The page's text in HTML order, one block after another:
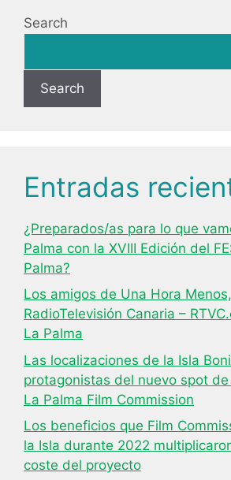
Search
Search
Entradas
¿Preparados/as para lo que
Palma con la XVIII Edición del
Palma?
Los amigos de Una Hora
RadioTelevisión Canaria –
La Palma
Las localizaciones de la Isla
protagonistas del nuevo spot
La Palma Film Commission
Los beneficios que Film
la Isla durante 2022
coste del proyecto